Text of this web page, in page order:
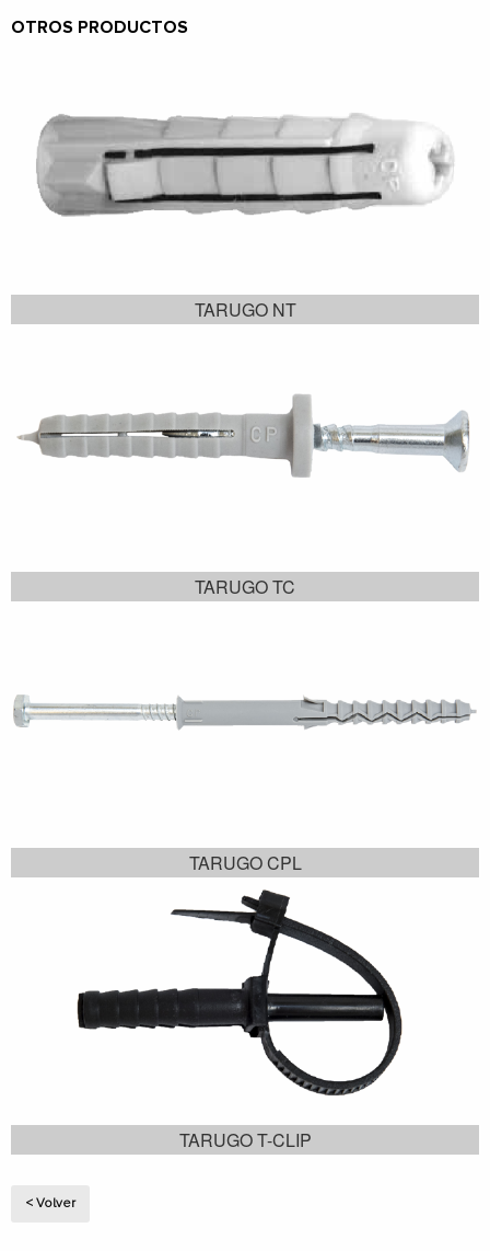
OTROS PRODUCTOS
TARUGO NT
TARUGO TC
TARUGO CPL
TARUGO T-CLIP
< Volver